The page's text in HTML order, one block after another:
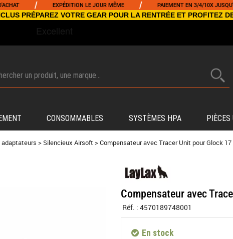
/ EXPÉDITION LE JOUR MÊME / PAIEMENT EN 3/4/10X JUSQU'À 5000€
PRÉPAREZ VOTRE GEAR POUR LA RENTRÉE ET PROFITEZ
CONSOMMABLES SYSTÈMES HPA PIÈCES
> Silencieux Airsoft >Compensateur avec Tracer Unit pour Glock
Compensateur avec
Réf. : 4570189748001
En stock